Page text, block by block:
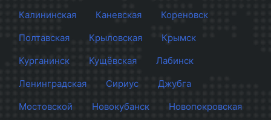
Калининская
Каневская
Кореновск
Полтавская
Крыловская
Крымск
Курганинск
Кущёвская
Лабинск
Ленинградская
Сириус
Джубга
Мостовской
Новокубанск
Новопокровская